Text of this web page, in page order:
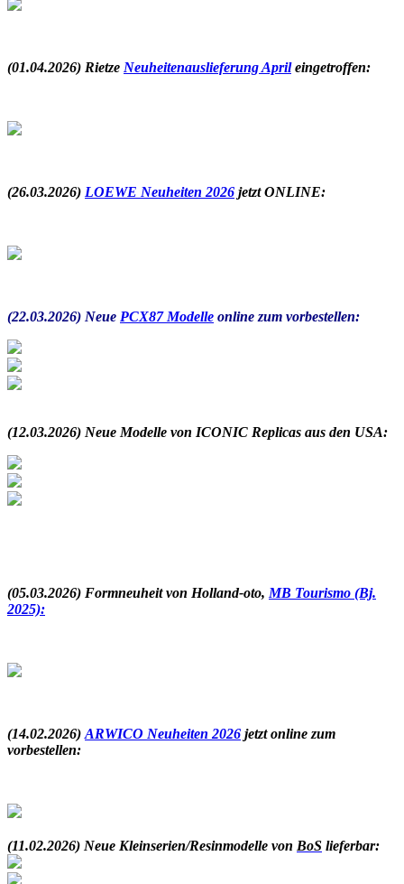
(01.04.2026) Rietze Neuheitenauslieferung Aprileingetroffen:
(26.03.2026) LOEWE Neuheiten 2026 jetzt ONLINE:
(22.03.2026) Neue PCX87 Modelle online zum vorbestellen:
(12.03.2026) Neue Modelle von ICONIC Replicas aus den USA:
(05.03.2026) Formneuheit von Holland-oto, MB Tourismo (Bj.
2025):
(14.02.2026) ARWICO Neuheiten 2026 jetzt online zum
vorbestellen:
(11.02.2026) Neue Kleinserien/Resinmodelle von BoS lieferbar: